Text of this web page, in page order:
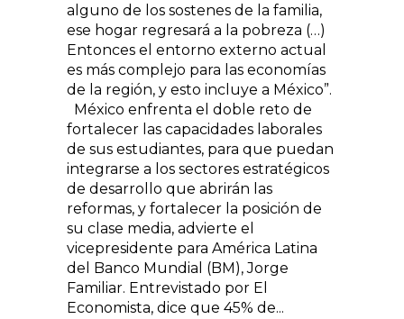
alguno de los sostenes de la familia,
ese hogar regresará a la pobreza (…)
Entonces el entorno externo actual
es más complejo para las economías
de la región, y esto incluye a México”.
México enfrenta el doble reto de
fortalecer las capacidades laborales
de sus estudiantes, para que puedan
integrarse a los sectores estratégicos
de desarrollo que abrirán las
reformas, y fortalecer la posición de
su clase media, advierte el
vicepresidente para América Latina
del Banco Mundial (BM), Jorge
Familiar. Entrevistado por El
Economista, dice que 45% de...